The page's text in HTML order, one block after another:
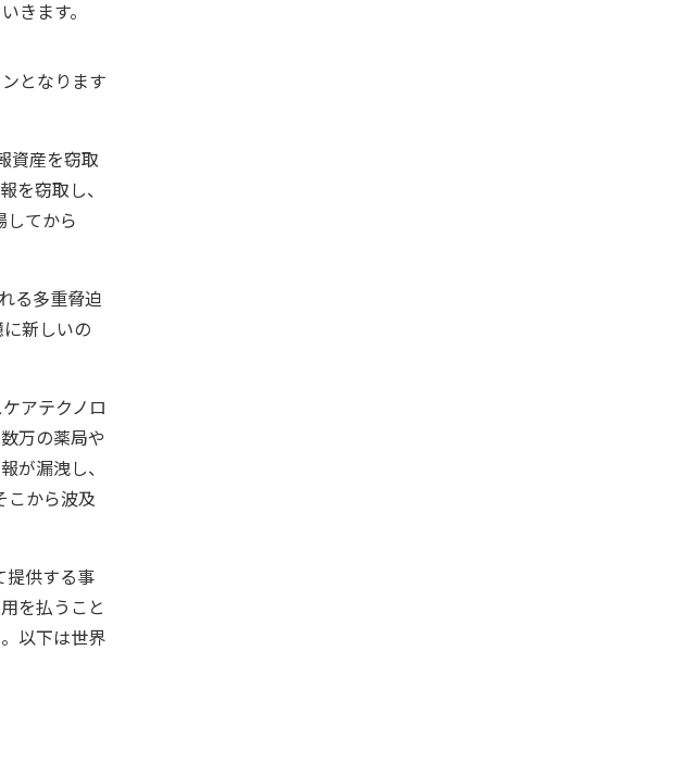
きます。
となります
資産を窃取
を窃取し、
してから
る多重脅迫
新しいの
アテクノロ
万の薬局や
が漏洩し、
こから波及
提供する事
を払うこと
以下は世界